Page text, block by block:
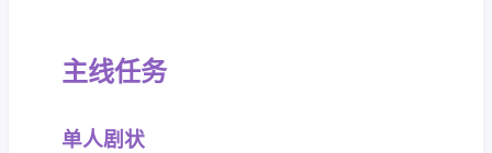
主线任务
单人剧状